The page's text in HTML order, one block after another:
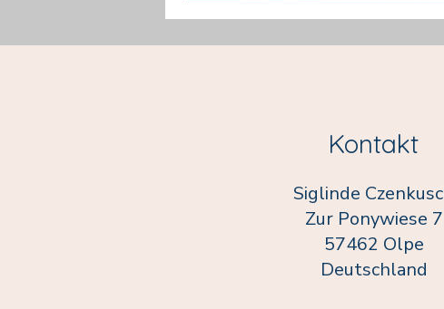
Kontakt
Siglinde
Zur Ponywiese 7
57462 Olpe
Deutschland